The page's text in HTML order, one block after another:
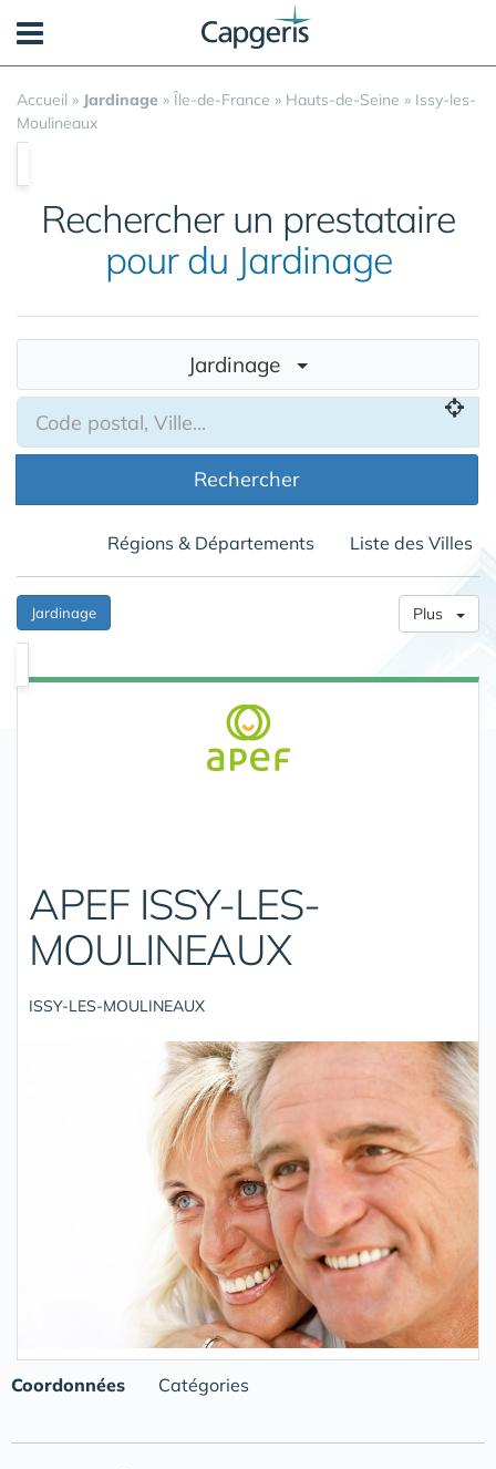
Accueil » Jardinage » Île-de-France » Hauts-de-Seine » Issy-les-
Moulineaux
Rechercher un prestataire
pour du Jardinage
Jardinage
Rechercher
Régions & Départements Liste des Villes
Jardinage Plus
APEF ISSY-LES-
MOULINEAUX
ISSY-LES-MOULINEAUX
Coordonnées Catégories